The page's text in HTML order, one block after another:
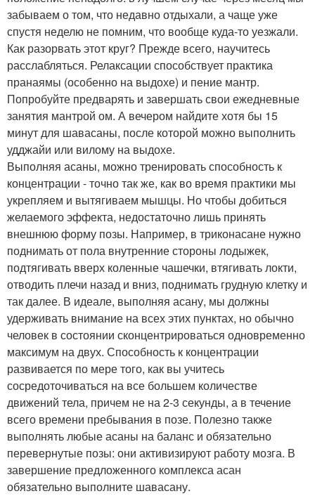
забываем о том, что недавно отдыхали, а чаще уже
спустя неделю не помним, что вообще куда-то уезжали.
Как разорвать этот круг? Прежде всего, научитесь
расслабляться. Релаксации способствует практика
пранаямы (особенно на выдохе) и пение мантр.
Попробуйте предварять и завершать свои ежедневные
занятия мантрой ом. А вечером найдите хотя бы 15
минут для шавасаны, после которой можно выполнить
удджайи или вилому на выдохе.
Выполняя асаны, можно тренировать способность к
концентрации - точно так же, как во время практики мы
укрепляем и вытягиваем мышцы. Но чтобы добиться
желаемого эффекта, недостаточно лишь принять
внешнюю форму позы. Например, в триконасане нужно
поднимать от пола внутренние стороны лодыжек,
подтягивать вверх коленные чашечки, втягивать локти,
отводить плечи назад и вниз, поднимать грудную клетку и
так далее. В идеале, выполняя асану, мы должны
удерживать внимание на всех этих пунктах, но обычно
человек в состоянии сконцентрироваться одновременно
максимум на двух. Способность к концентрации
развивается по мере того, как вы учитесь
сосредоточиваться на все большем количестве
движений тела, причем не на 2-3 секунды, а в течение
всего времени пребывания в позе. Полезно также
выполнять любые асаны на баланс и обязательно
перевернутые позы: они активизируют работу мозга. В
завершение предложенного комплекса асан
обязательно выполните шавасану.